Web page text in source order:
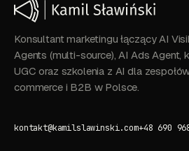
Konsultant marketingu łączący AI
Agents (multi-source), AI Ads Agent,
UGC oraz szkolenia z AI dla
commerce i B2B w Polsce.
kontakt@kamilslawinski.com+48 690